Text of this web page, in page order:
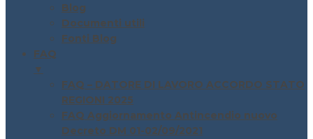
Blog
Documenti utili
Fonti Blog
FAQ
▼
FAQ – DATORE DI LAVORO ACCORDO STATO
REGIONI 2025
FAQ Aggiornamento Antincendio nuovo
Decreto DM 01-02/09/2021